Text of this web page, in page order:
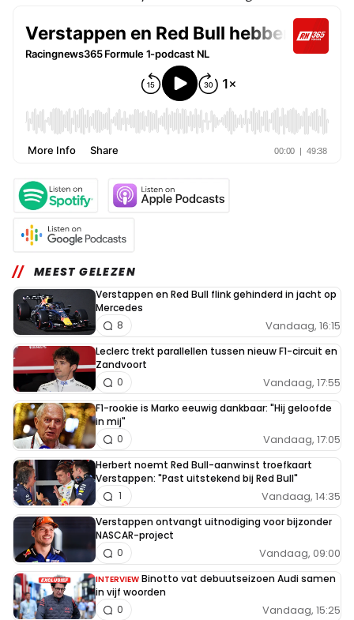
MEEST GELEZEN
Verstappen en Red Bull flink gehinderd in jacht op
Mercedes
Vandaag, 16:15
8
Leclerc trekt parallellen tussen nieuw F1-circuit en
Zandvoort
Vandaag, 17:55
0
F1-rookie is Marko eeuwig dankbaar: "Hij geloofde
in mij"
Vandaag, 17:05
0
Herbert noemt Red Bull-aanwinst troefkaart
Verstappen: "Past uitstekend bij Red Bull"
Vandaag, 14:35
1
Verstappen ontvangt uitnodiging voor bijzonder
NASCAR-project
Vandaag, 09:00
0
INTERVIEW Binotto vat debuutseizoen Audi samen
in vijf woorden
Vandaag, 15:25
0